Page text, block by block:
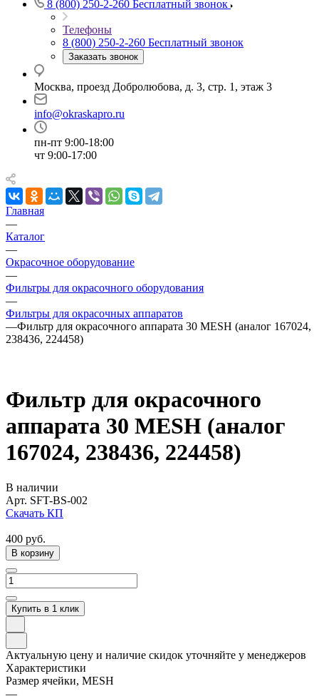
8 (800) 250-2-260 Бесплатный звонок
Телефоны
8 (800) 250-2-260 Бесплатный звонок
Заказать звонок
Москва, проезд Добролюбова, д. 3, стр. 1, этаж 3
info@okraskapro.ru
пн-пт 9:00-18:00
чт 9:00-17:00
Главная
—
Каталог
—
Окрасочное оборудование
—
Фильтры для окрасочного оборудования
—
Фильтры для окрасочных аппаратов
—Фильтр для окрасочного аппарата 30 MESH (аналог 167024,
238436, 224458)
Фильтр для окрасочного
аппарата 30 MESH (аналог
167024, 238436, 224458)
В наличии
Арт. SFT-BS-002
Скачать КП
400 руб.
В корзину
Купить в 1 клик
Актуальную цену и наличие скидок уточняйте у менеджеров
Характеристики
Размер ячейки, MESH
—